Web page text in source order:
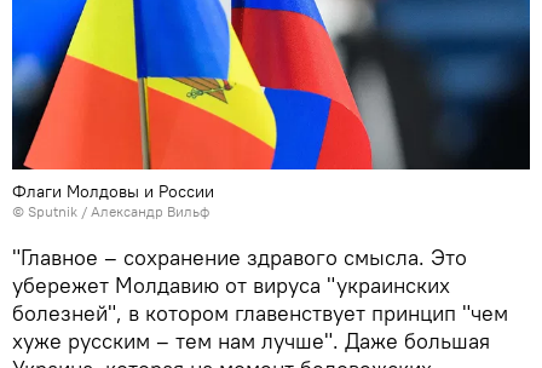
Флаги Молдовы и России
© Sputnik / Александр Вильф
"Главное – сохранение здравого смысла. Это
убережет Молдавию от вируса "украинских
болезней", в котором главенствует принцип "чем
хуже русским – тем нам лучше". Даже большая